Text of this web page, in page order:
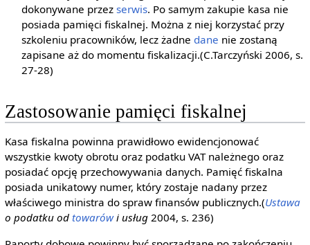
dokonywane przezserwis. Po samym zakupie kasa nie
posiada pamięci fiskalnej. Można z niej korzystać przy
szkoleniu pracowników, lecz żadne dane nie zostaną
zapisane aż do momentu fiskalizacji.(C.Tarczyński 2006, s.
27-28)
Zastosowanie pamięci fiskalnej
Kasa fiskalna powinna prawidłowo ewidencjonować
wszystkie kwoty obrotu oraz podatku VAT należnego oraz
posiadać opcję przechowywania danych. Pamięć fiskalna
posiada unikatowy numer, który zostaje nadany przez
właściwego ministra do spraw finansów publicznych.(Ustawa
o podatku od towarówi usług2004, s. 236)